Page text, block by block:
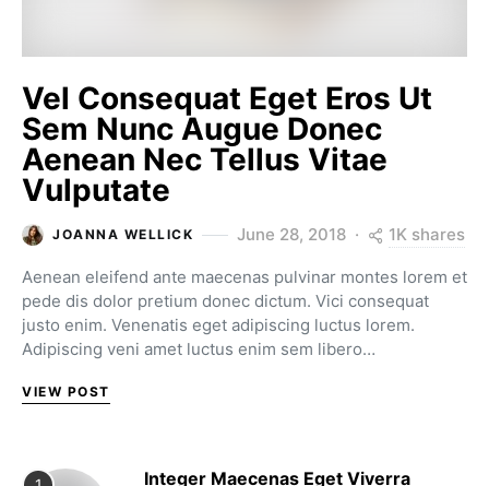
Vel Consequat Eget Eros Ut
Sem Nunc Augue Donec
Aenean Nec Tellus Vitae
Vulputate
JOANNA WELLICK June 28, 2018 1K shares
Aenean eleifend ante maecenas pulvinar montes lorem et
pede dis dolor pretium donec dictum. Vici consequat
justo enim. Venenatis eget adipiscing luctus lorem.
Adipiscing veni amet luctus enim sem libero…
VIEW POST
Integer Maecenas Eget Viverra